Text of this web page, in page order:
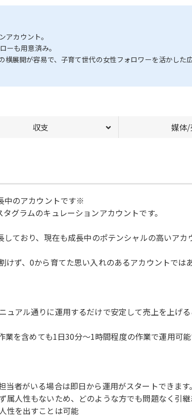
カウント。
ーも用意済み。
展開が容易で、子育て世代の女性フォロワーを活かし
収支 媒体/
中のアカウントです※
グラムのキュレーションアカウントです。
ており、現在も成長中のポテンシャルの高いアカ
けず、0から育てた思い入れのあるアカウントで
ュアル通りに運用するだけで安定して売上を上げ
を含めても1日30分〜1時間程度の作業で運用可能
者がいる場合は即日から運用がスタートできます
人性もないため、どのような方でも問題なく引継
性を出すことは可能